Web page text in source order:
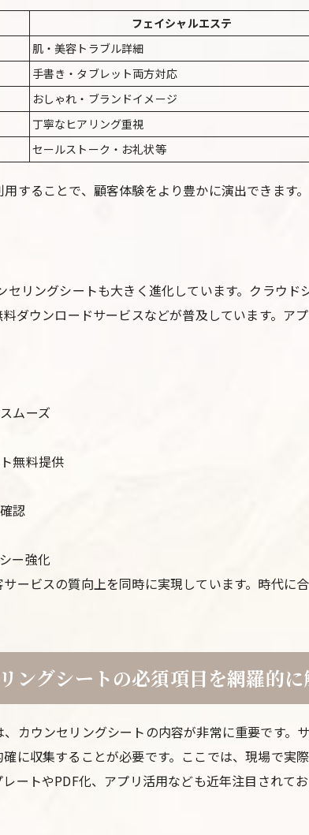
フェイシャルエステ
肌・美容トラブル詳細
手書き・タブレット両方対応
おしゃれ・ブランドイメージ
丁寧なヒアリング重視
セールストーク・お礼状等
することで、顧客体験をより豊かに演出できます。
リングシートも大きく進化しています。クラウ
ダウンロードサービスなどが普及しています。ア
ムーズ
無料提供
認
ー強化
ービスの質向上を同時に実現しています。時代に
ングシートの必須項目を網羅的に
カウンセリングシートの内容が非常に重要です。
に収集することが必要です。ここでは、現場で実
ートやPDF化、アプリ活用なども近年注目されて